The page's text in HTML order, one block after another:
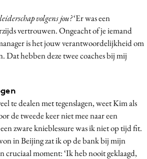
volgens jou?‘Er was een
vertrouwen. Ongeacht of je iemand
is het jouw verantwoordelijkheid om
Dat hebben deze twee coaches bij mij
te dealen met tegenslagen, weet Kim als
de tweede keer niet mee naar een
zware knieblessure was ik niet op tijd fit.
in Beijing zat ik op de bank bij mijn
cruciaal moment: ‘Ik heb nooit geklaagd,